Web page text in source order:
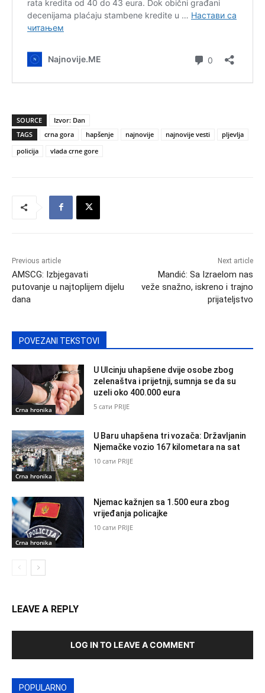
SOURCE
Izvor: Dan
TAGS
crna gora hapšenje najnovije najnovije vesti
pljevlja
policija
vlada crne gore
Previous article
AMSCG: Izbjegavati
putovanje u najtoplijem dijelu
dana
Next article
Mandić: Sa Izraelom nas
veže snažno, iskreno i trajno
prijateljstvo
POVEZANI TEKSTOVI
Crna hronika
U Ulcinju uhapšene dvije osobe zbog
zelenaštva i prijetnji, sumnja se da su
uzeli oko 400.000 eura
5 сати PRIJE
Crna hronika
U Baru uhapšena tri vozača: Državljanin
Njemačke vozio 167 kilometara na sat
10 сати PRIJE
Crna hronika
Njemac kažnjen sa 1.500 eura zbog
vrijeđanja policajke
10 сати PRIJE
LEAVE A REPLY
LOG IN TO LEAVE A COMMENT
POPULARNO